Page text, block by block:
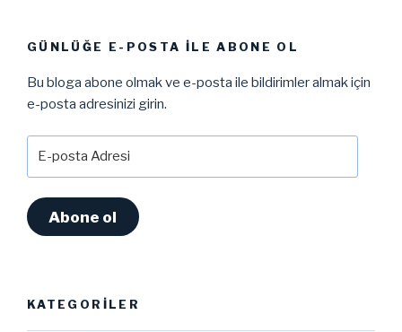
GÜNLÜĞE E-POSTA ILE ABONE OL
Bu bloga abone olmak ve e-posta ile bildirimler almak için
e-posta adresinizi girin.
posta
Abone ol
KATEGORILER